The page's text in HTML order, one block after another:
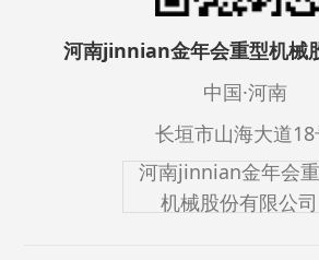
河南jinnian金年会重型机械
中国·河南
长垣市山海大道
河南jinnian金年会
机械股份有限公司